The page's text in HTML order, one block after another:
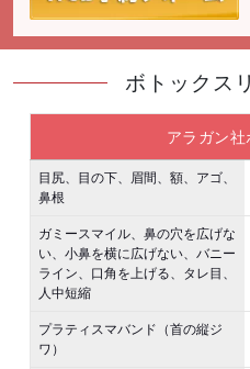
ボトックス
アラガン
目尻、目の下、眉間、額、アゴ、
鼻根
ガミースマイル、鼻の穴を広げな
い、小鼻を横に広げない、バニー
ライン、口角を上げる、タレ目、
人中短縮
プラティスマバンド（首の縦ジ
ワ）